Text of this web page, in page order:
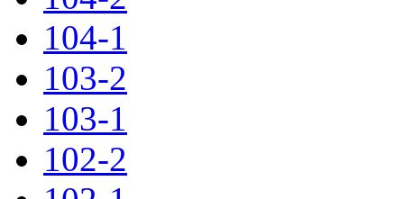
104-1
103-2
103-1
102-2